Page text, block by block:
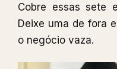
Cobre essas sete
Deixe uma de fora
o negócio vaza.